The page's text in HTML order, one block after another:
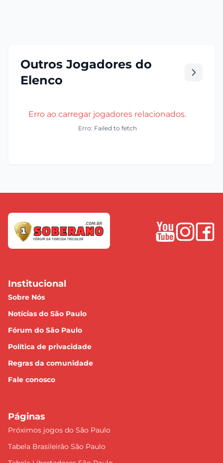
Outros Jogadores do
Elenco
Erro ao carregar jogadores relacionados.
Erro: Failed to fetch
Institucional
Sobre Nós
Notícias do São Paulo
Fórum do São Paulo
Política de privacidade
Regras da comunidade
Fale conosco
Páginas
Próximos jogos do São Paulo
Tabela Brasileirão São Paulo